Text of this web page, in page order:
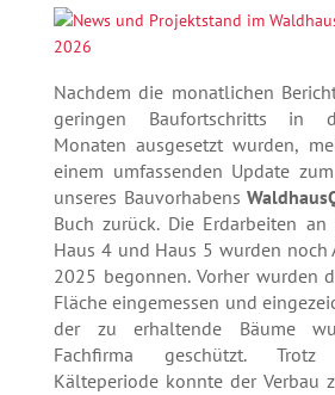
Nachdem die monatlichen
geringen Baufortschritts in
Monaten ausgesetzt wurden,
einem umfassenden Update
unseres Bauvorhabens
Buch zurück. Die Erdarbeiten
Haus 4 und Haus 5 wurden noch
2025 begonnen. Vorher wurden
Fläche eingemessen und
der zu erhaltende Bäume
Fachfirma geschützt.
Kälteperiode konnte der Verbau